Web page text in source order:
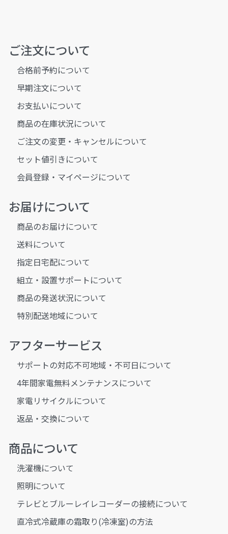
ご注文について
合格前予約について
早期注文について
お支払いについて
商品の在庫状況について
ご注文の変更・キャンセルについて
セット値引きについて
会員登録・マイページについて
お届けについて
商品のお届けについて
送料について
指定日宅配について
組立・設置サポートについて
商品の発送状況について
特別配送地域について
アフターサービス
サポートの対応不可地域・不可日について
4年間家電無料メンテナンスについて
家電リサイクルについて
返品・交換について
商品について
洗濯機について
照明について
テレビとブルーレイレコーダーの接続について
直冷式冷蔵庫の霜取り(冷凍室)の方法